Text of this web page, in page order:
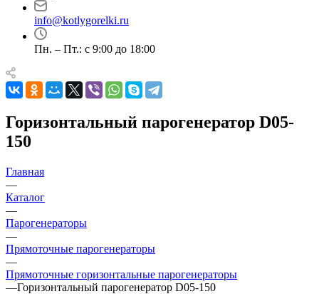
info@kotlygorelki.ru
Пн. – Пт.: с 9:00 до 18:00
Горизонтальный парогенератор D05-
150
Главная
—
Каталог
—
Парогенераторы
—
Прямоточные парогенераторы
—
Прямоточные горизонтальные парогенераторы
—Горизонтальный парогенератор D05-150